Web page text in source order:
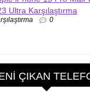
Ultra Karşılaştırma
0
ÇIKAN